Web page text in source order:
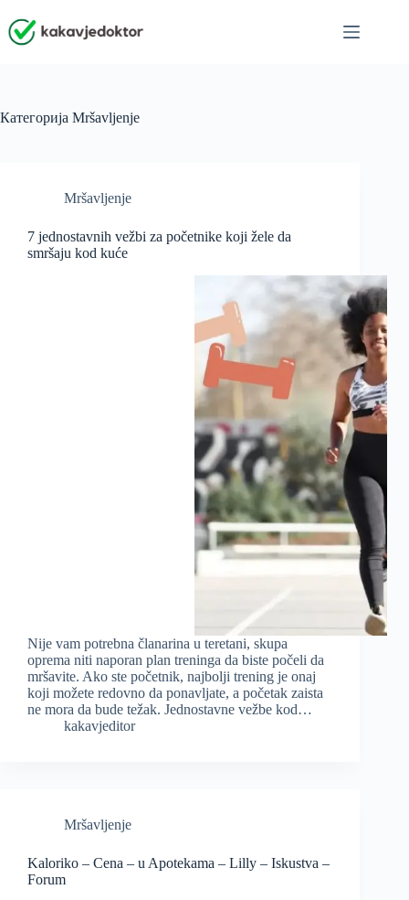
to
content
Категорија Mršavljenje
Mršavljenje
7 jednostavnih vežbi za početnike koji žele da
smršaju kod kuće
Nije vam potrebna članarina u teretani, skupa
oprema niti naporan plan treninga da biste počeli da
mršavite. Ako ste početnik, najbolji trening je onaj
koji možete redovno da ponavljate, a početak zaista
ne mora da bude težak. Jednostavne vežbe kod…
kakavjeditor
Mršavljenje
Kaloriko – Cena – u Apotekama – Lilly – Iskustva –
Forum